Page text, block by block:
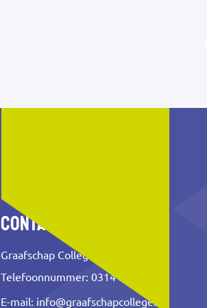
Contact
Graafschap College
Telefoonnummer: 0314 353 500
E-mail: info@graafschapcollege.nl